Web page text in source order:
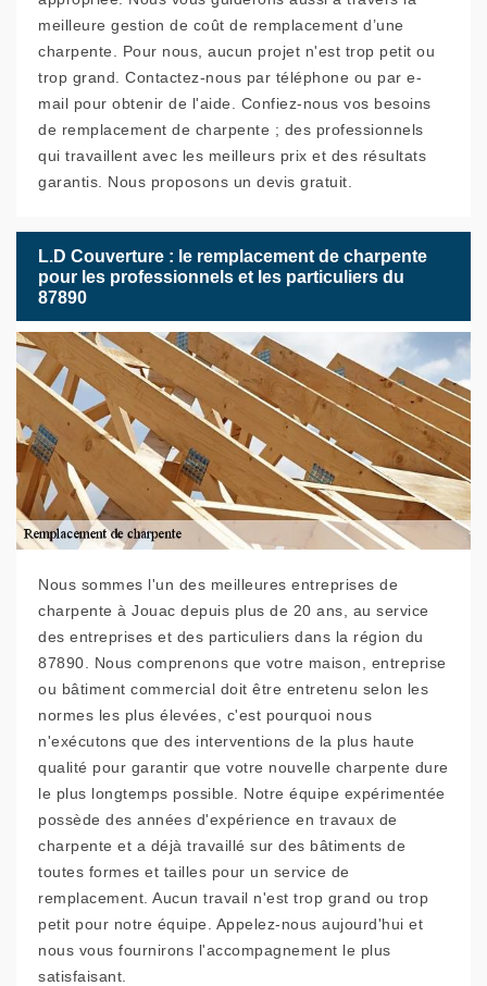
meilleure gestion de coût de remplacement d’une
charpente. Pour nous, aucun projet n'est trop petit ou
trop grand. Contactez-nous par téléphone ou par e-
mail pour obtenir de l'aide. Confiez-nous vos besoins
de remplacement de charpente ; des professionnels
qui travaillent avec les meilleurs prix et des résultats
garantis. Nous proposons un devis gratuit.
L.D Couverture : le remplacement de charpente
pour les professionnels et les particuliers du
87890
Nous sommes l'un des meilleures entreprises de
charpente à Jouac depuis plus de 20 ans, au service
des entreprises et des particuliers dans la région du
87890. Nous comprenons que votre maison, entreprise
ou bâtiment commercial doit être entretenu selon les
normes les plus élevées, c'est pourquoi nous
n'exécutons que des interventions de la plus haute
qualité pour garantir que votre nouvelle charpente dure
le plus longtemps possible. Notre équipe expérimentée
possède des années d'expérience en travaux de
charpente et a déjà travaillé sur des bâtiments de
toutes formes et tailles pour un service de
remplacement. Aucun travail n'est trop grand ou trop
petit pour notre équipe. Appelez-nous aujourd'hui et
nous vous fournirons l'accompagnement le plus
satisfaisant.